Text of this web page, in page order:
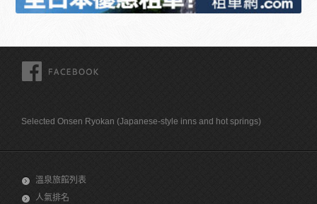
Selected Onsen Ryokan (Japanese-style inns and hot springs)
溫泉旅館列表
人氣排名